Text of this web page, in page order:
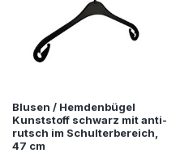
Blusen / Hemdenbügel
Kunststoff schwarz mit anti-
rutsch im Schulterbereich,
47 cm